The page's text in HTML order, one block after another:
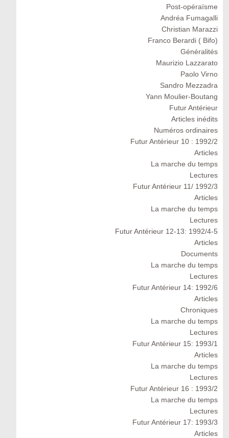
Post-opéraïsme
Andréa Fumagalli
Christian Marazzi
Franco Berardi ( Bifo)
Généralités
Maurizio Lazzarato
Paolo Virno
Sandro Mezzadra
Yann Moulier-Boutang
Futur Antérieur
Articles inédits
Numéros ordinaires
Futur Antérieur 10 : 1992/2
Articles
La marche du temps
Lectures
Futur Antérieur 11/ 1992/3
Articles
La marche du temps
Lectures
Futur Antérieur 12-13: 1992/4-5
Articles
Documents
La marche du temps
Lectures
Futur Antérieur 14: 1992/6
Articles
Chroniques
La marche du temps
Lectures
Futur Antérieur 15: 1993/1
Articles
La marche du temps
Lectures
Futur Antérieur 16 : 1993/2
La marche du temps
Lectures
Futur Antérieur 17: 1993/3
Articles